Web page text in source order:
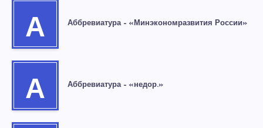
А Аббревиатура – «Минэкономразвития России»
А Аббревиатура – «недор.»